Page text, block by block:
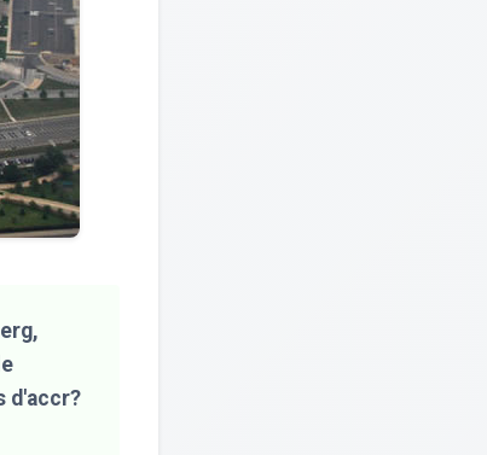
d'accr?